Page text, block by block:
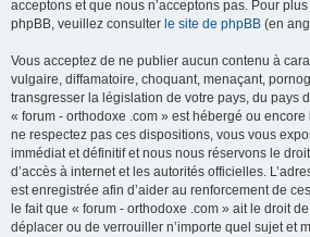
acceptons et que nous n’acceptons pas. Pour
phpBB, veuillez consulter le site de phpBB (en
Vous acceptez de ne publier aucun contenu à
vulgaire, diffamatoire, choquant, menaçant,
transgresser la législation de votre pays, du pays
« forum - orthodoxe .com » est hébergé ou
ne respectez pas ces dispositions, vous vous
immédiat et définitif et nous nous réservons le
d’accès à internet et les autorités officielles.
est enregistrée afin d’aider au renforcement de
le fait que « forum - orthodoxe .com » ait le droit
déplacer ou de verrouiller n’importe quel sujet et